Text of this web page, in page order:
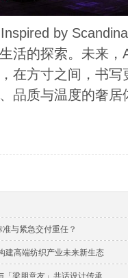
by
活的探索。未来
在方寸之间，书写
品质与温度的奢居
与紧急交付重任？
建高端纺织产业未来新生态
「梁朋意友」共话设计传承